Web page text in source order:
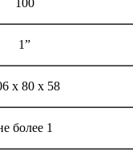
1”
x 80 x 58
более 1